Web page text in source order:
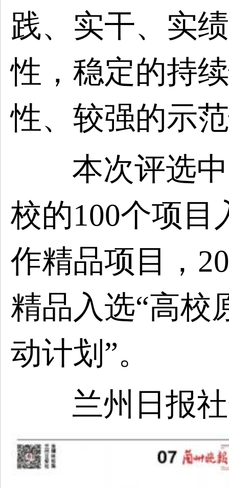
践、实干、实
性，稳定的持
性、较强的示
本次评选
校的100个项目
作精品项目，
精品入选“高校
动计划”。
兰州日报